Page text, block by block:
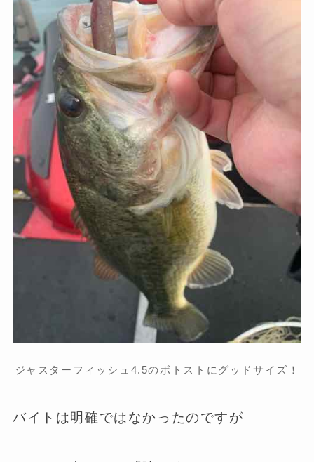
ジャスターフィッシュ4.5のボトストにグッドサイズ！
バイトは明確ではなかったのですが